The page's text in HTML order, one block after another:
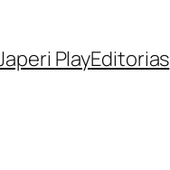
PlayEditorias